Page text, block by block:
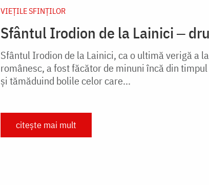
VIEŢILE SFINŢILOR
Sfântul Irodion de la Lainici ‒
Sfântul Irodion de la Lainici, ca o ultimă verigă a
românesc, a fost făcător de minuni încă din
și tămăduind bolile celor care...
citește mai mult